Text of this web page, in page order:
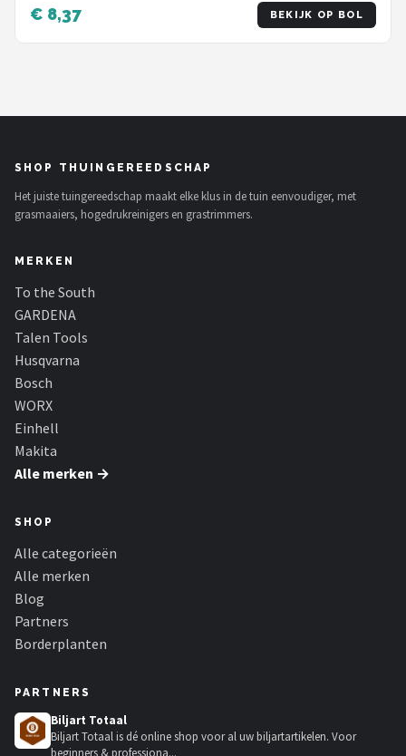
€ 8,37 BEKIJK OP BOL
SHOP THUINGEREEDSCHAP
Het juiste tuingereedschap maakt elke klus in de tuin eenvoudiger, met
grasmaaiers, hogedrukreinigers en grastrimmers.
MERKEN
To the South
GARDENA
Talen Tools
Husqvarna
Bosch
WORX
Einhell
Makita
Alle merken →
SHOP
Alle categorieën
Alle merken
Blog
Partners
Borderplanten
PARTNERS
Biljart Totaal
Biljart Totaal is dé online shop voor al uw biljartartikelen. Voor
beginners & professiona...